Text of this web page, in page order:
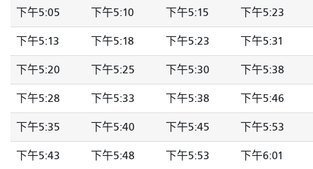
下午5:05 下午5:10 下午5:15 下午5:23
下午5:13 下午5:18 下午5:23 下午5:31
下午5:20 下午5:25 下午5:30 下午5:38
下午5:28 下午5:33 下午5:38 下午5:46
下午5:35 下午5:40 下午5:45 下午5:53
下午5:43 下午5:48 下午5:53 下午6:01